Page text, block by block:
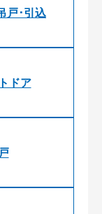
戸･引込
ドア